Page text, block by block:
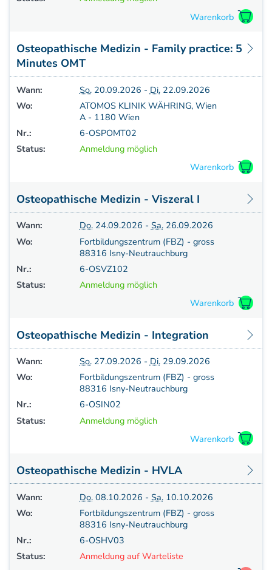
Osteopathische Medizin - Family practice: 5
Minutes OMT
Wann: So.20.09.2026 - Di.22.09.2026
Wo:
ATOMOS KLINIK WÄHRING, Wien
A - 1180 Wien
Nr.:
6-OSPOMT02
Status:
Anmeldung möglich
Osteopathische Medizin - Viszeral I
Wann: Do.24.09.2026 - Sa.26.09.2026
Wo:
Fortbildungszentrum (FBZ) - gross
88316 Isny-Neutrauchburg
Nr.:
6-OSVZ102
Status:
Anmeldung möglich
Osteopathische Medizin - Integration
Wann: So.27.09.2026 -Di.29.09.2026
Wo:
Fortbildungszentrum (FBZ) - gross
88316 Isny-Neutrauchburg
Nr.:
6-OSIN02
Status:
Anmeldung möglich
Osteopathische Medizin - HVLA
Wann: Do.08.10.2026 - Sa.10.10.2026
Wo:
Fortbildungszentrum (FBZ) - gross
88316 Isny-Neutrauchburg
Nr.:
6-OSHV03
Status:
Anmeldung auf Warteliste